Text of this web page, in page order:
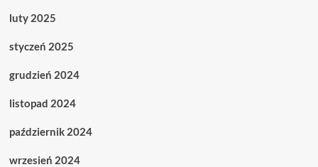
luty 2025
styczeń 2025
grudzień 2024
listopad 2024
październik 2024
wrzesień 2024